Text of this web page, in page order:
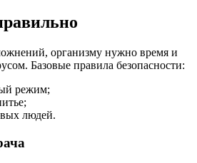
организму нужно время и
Базовые правила безопасности:
режим;
людей.